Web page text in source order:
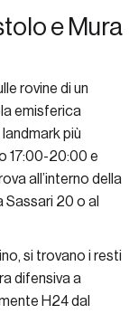
e Mura
rovine di un
emisferica
più
17:00-20:00 e
all’interno della
20 o al
si trovano i resti
difensiva a
H24 dal